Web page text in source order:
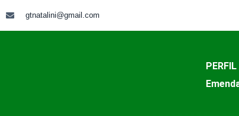
gtnatalini@gmail.com
PERFIL